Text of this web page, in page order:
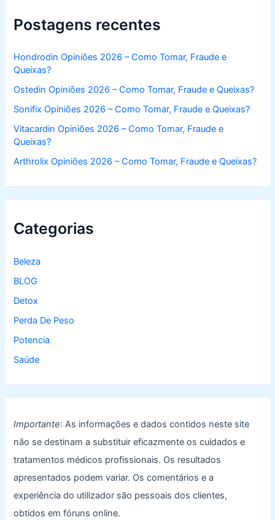
f
o
:
Postagens recentes
Hondrodin Opiniões 2026 – Como Tomar, Fraude e
Queixas?
Ostedin Opiniões 2026 – Como Tomar, Fraude e Queixas?
Sonifix Opiniões 2026 – Como Tomar, Fraude e Queixas?
Vitacardin Opiniões 2026 – Como Tomar, Fraude e
Queixas?
Arthrolix Opiniões 2026 – Como Tomar, Fraude e Queixas?
Categorias
Beleza
BLOG
Detox
Perda De Peso
Potencia
Saúde
Importante: As informações e dados contidos neste site
não se destinam a substituir eficazmente os cuidados e
tratamentos médicos profissionais. Os resultados
apresentados podem variar. Os comentários e a
experiência do utilizador são pessoais dos clientes,
obtidos em fóruns online.